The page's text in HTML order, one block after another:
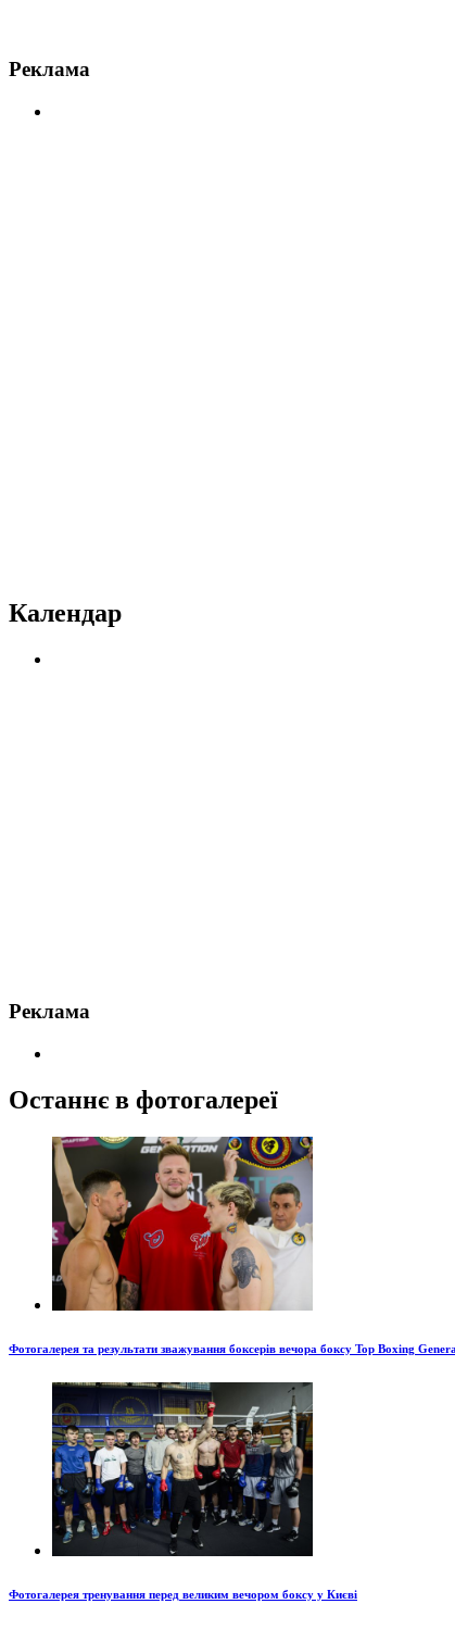
Реклама
Календар
Реклама
Останнє в фотогалереї
Фотогалерея та результати зважування боксерів вечора боксу Top Boxing
Фотогалерея тренування перед великим вечором боксу у Києві